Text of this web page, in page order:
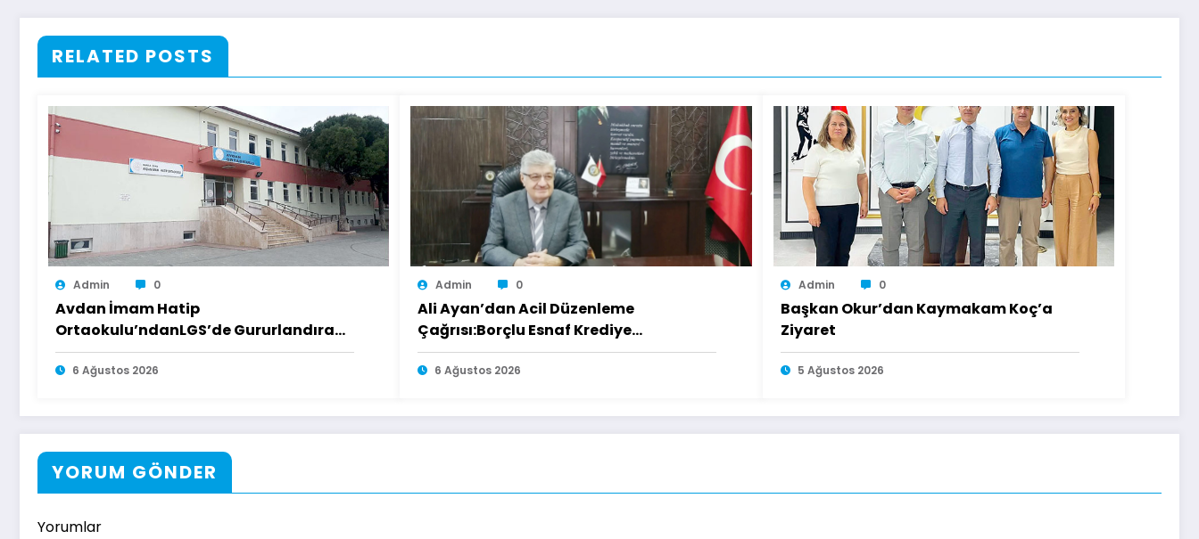
RELATED POSTS
Admin 0
Avdan İmam Hatip
Ortaokulu’ndanLGS’de Gururlandıran
Başarı
6 Ağustos 2026
Admin 0
Ali Ayan’dan Acil Düzenleme
Çağrısı:Borçlu Esnaf Krediye
Ulaşamıyor
6 Ağustos 2026
Admin 0
Başkan Okur’dan Kaymakam Koç’a
Ziyaret
5 Ağustos 2026
YORUM GÖNDER
Yorumlar